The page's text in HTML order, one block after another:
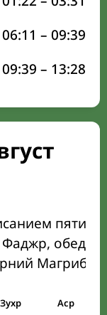
06:11 – 09:39
09:39 – 13:28
пяти
Магриб
Зухр Аср